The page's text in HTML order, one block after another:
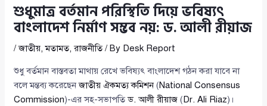
শুধুমাত্র বর্তমান পরিস্থিতি দিয়ে ভবিষ্যৎ
বাংলাদেশ নির্মাণ সম্ভব নয়: ড. আলী রীয়াজ
/জাতীয়,মতামত,রাজনীতি/ By Desk Report
শুধু বর্তমান বাস্তবতা মাথায় রেখে ভবিষ্যৎ বাংলাদেশ গঠন করা যাবে না
বলে মন্তব্য করেছেনজাতীয় ঐকমত্য কমিশন(National Consensus
Commission)-এর সহ-সভাপতিড. আলী রীয়াজ ( Dr. Ali Riaz)।